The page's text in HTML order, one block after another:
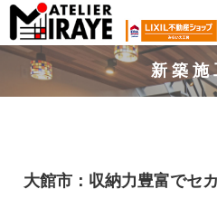
新築施
大館市：収納力豊富でセ